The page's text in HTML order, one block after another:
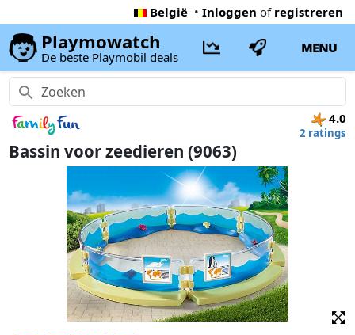
België • Inloggen of registreren
Playmowatch
De beste Playmobil deals
MENU
4.0
2 ratings
Bassin voor zeedieren (9063)